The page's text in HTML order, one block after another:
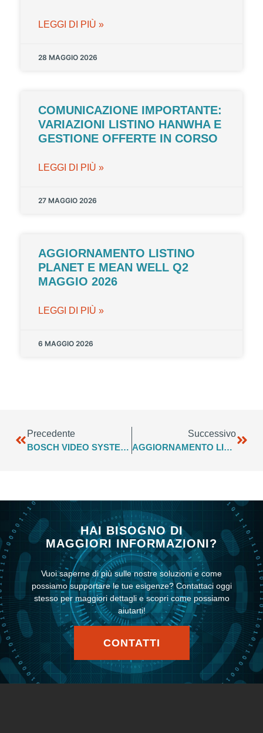
LEGGI DI PIÙ »
28 MAGGIO 2026
COMUNICAZIONE IMPORTANTE:
VARIAZIONI LISTINO HANWHA E
GESTIONE OFFERTE IN CORSO
LEGGI DI PIÙ »
27 MAGGIO 2026
AGGIORNAMENTO LISTINO
PLANET E MEAN WELL Q2
MAGGIO 2026
LEGGI DI PIÙ »
6 MAGGIO 2026
Precedente
BOSCH VIDEO SYSTEMS – INFO FLASH MARZO 2022
Successivo
AGGIORNAMENTO LISTINO VIDEO SYSTEMS BOSCH DECORRENZA 01/04/2022
HAI BISOGNO DI
MAGGIORI INFORMAZIONI?
Vuoi saperne di più sulle nostre soluzioni e come
possiamo supportare le tue esigenze? Contattaci oggi
stesso per maggiori dettagli e scopri come possiamo
aiutarti!
CONTATTI